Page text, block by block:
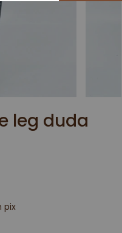
leg duda
pix